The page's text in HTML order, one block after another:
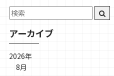
アーカイブ
2026年
8月